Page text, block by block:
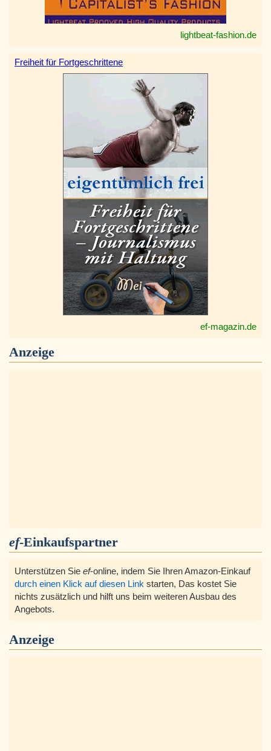
lightbeat-fashion.de
Freiheit für Fortgeschrittene
ef-magazin.de
Anzeige
ef-Einkaufspartner
Unterstützen Sie ef-online, indem Sie Ihren Amazon-Einkauf
durch einen Klick auf diesen Link starten, Das kostet Sie
nichts zusätzlich und hilft uns beim weiteren Ausbau des
Angebots.
Anzeige